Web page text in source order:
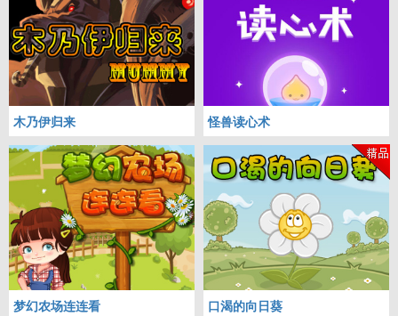
木乃伊归来 怪兽读心术
梦幻农场连连看 口渴的向日葵